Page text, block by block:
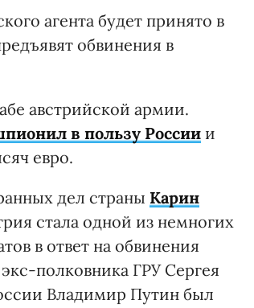
агента будет принято в
обвинения в
австрийской армии.
в пользу России и
евро.
дел страны Карин
стала одной из немногих
в ответ на обвинения
полковника ГРУ Сергея
Владимир Путин был